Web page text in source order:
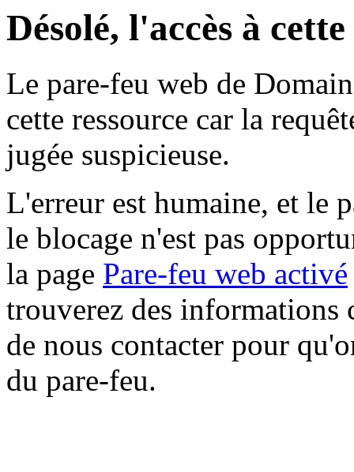
Désolé, l'accès à
Le pare-feu web de
cette ressource car la
jugée suspicieuse.
L'erreur est humaine, et le
le blocage n'est pas
la page Pare-feu web activé
trouverez des informations
de nous contacter pour
du pare-feu.